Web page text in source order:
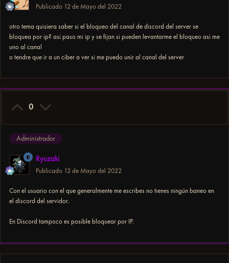
Publicado 12 de Mayo del 2022
otro tema quisiera saber si el bloqueo del canal de discord del server se
bloquea por ip? asi paso mi ip y se fijan si pueden levantarme el bloqueo asi me
uno al canal
o tendre que ir a un ciber a ver si me puedo unir al canal del server
0
Administrador
Ryuzaki
Publicado 12 de Mayo del 2022
Con el usuario con el que generalmente me escribes no tienes ningún baneo en
el discord del servidor.
En Discord tampoco es posible bloquear por IP.